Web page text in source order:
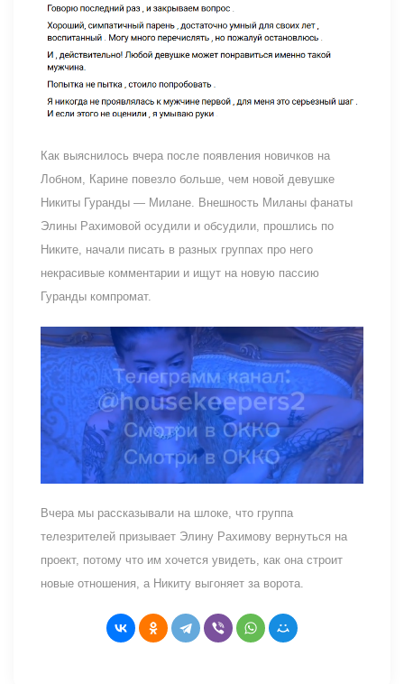
Как выяснилось вчера после появления новичков на
Лобном, Карине повезло больше, чем новой девушке
Никиты Гуранды — Милане. Внешность Миланы фанаты
Элины Рахимовой осудили и обсудили, прошлись по
Никите, начали писать в разных группах про него
некрасивые комментарии и ищут на новую пассию
Гуранды компромат.
Вчера мы рассказывали на шлоке, что группа
телезрителей призывает Элину Рахимову вернуться на
проект, потому что им хочется увидеть, как она строит
новые отношения, а Никиту выгоняет за ворота.